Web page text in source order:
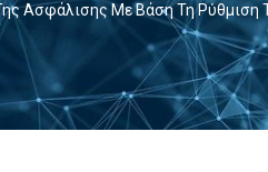
Ασφάλισης Με Βάση Τη Ρύθμιση